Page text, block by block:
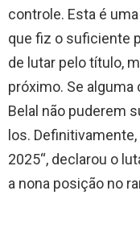
controle. Esta é
que fiz o suficiente
de lutar pelo título,
próximo. Se alguma
Belal não puderem
los.
2025“, declarou o
a nona posição no